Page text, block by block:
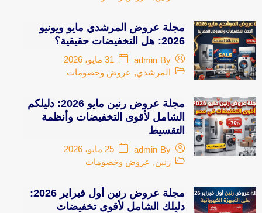
مجلة عروض المرشدي مايو ويونيو
2026: هل التخفيضات حقيقية؟
By
admin
31 مايو، 2026
المرشدي, عروض وخصومات
مجلة عروض رنين مايو 2026: دليلكم
الشامل لأقوى التخفيضات وأنظمة
التقسيط
By
admin
25 مايو، 2026
رنين, عروض وخصومات
مجلة عروض رنين أول فبراير 2026:
دليلك الشامل لأقوى تخفيضات